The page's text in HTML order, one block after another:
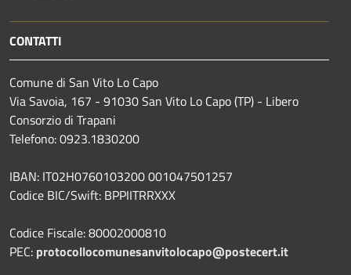
CONTATTI
Comune di San Vito Lo Capo
Via Savoia, 167 - 91030 San Vito Lo Capo (TP) - Libero
Consorzio di Trapani
Telefono: 0923.1830200
IBAN: IT02H0760103200 001047501257
Codice BIC/Swift: BPPIITRRXXX
Codice Fiscale: 80002000810
PEC: protocollocomunesanvitolocapo@postecert.it